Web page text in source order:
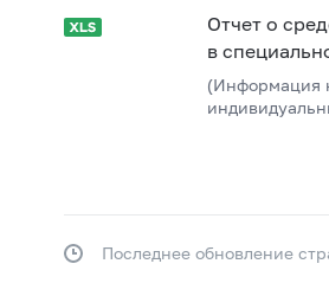
Отчет о
в
(Информация
Последнее обновление